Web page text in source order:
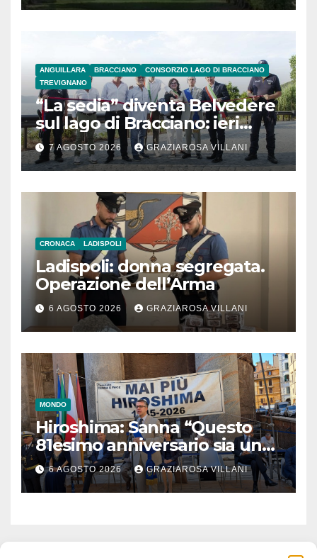
ANGUILLARA BRACCIANO
CONSORZIO LAGO DI BRACCIANO
TREVIGNANO
“La sedia” diventa Belvedere
sul lago di Bracciano: ieri
l’inaugurazione
7 AGOSTO 2026 GRAZIAROSA VILLANI
CRONACA LADISPOLI
Ladispoli: donna segregata.
Operazione dell’Arma
6 AGOSTO 2026 GRAZIAROSA VILLANI
MONDO
Hiroshima: Sanna “Questo
81esimo anniversario sia un
monito per tutti”
6 AGOSTO 2026 GRAZIAROSA VILLANI